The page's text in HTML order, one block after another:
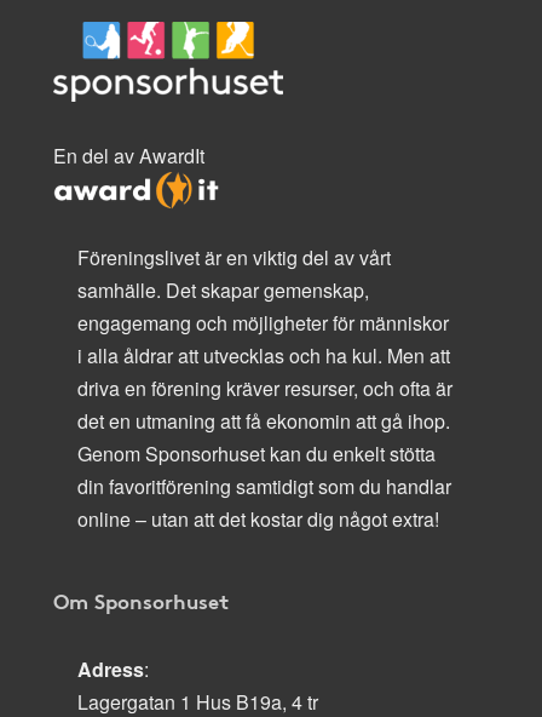
En del av AwardIt
Föreningslivet är en viktig del av vårt
samhälle. Det skapar gemenskap,
engagemang och möjligheter för människor
i alla åldrar att utvecklas och ha kul. Men att
driva en förening kräver resurser, och ofta är
det en utmaning att få ekonomin att gå ihop.
Genom Sponsorhuset kan du enkelt stötta
din favoritförening samtidigt som du handlar
online – utan att det kostar dig något extra!
Om Sponsorhuset
Adress:
Lagergatan 1 Hus B19a, 4 tr